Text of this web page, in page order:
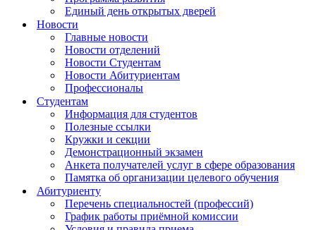
Единый день открытых дверей
Новости
Главные новости
Новости отделений
Новости Студентам
Новости Абитуриентам
Профессионалы
Студентам
Информация для студентов
Полезные ссылки
Кружки и секции
Демонстрационный экзамен
Анкета получателей услуг в сфере образования
Памятка об организации целевого обучения
Абитуриенту
Перечень специальностей (профессий)
График работы приёмной комиссии